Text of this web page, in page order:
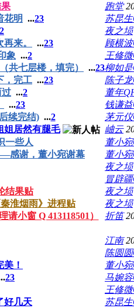
跑堂
花明 ...23 苏昆
2 夜之埙
来。 ...23 顾横
象 ...2 王修
共七层楼，填完） ...23柳如
，完工 ...23 陈子
过 ...2 董年
...23 钱谦
续完结) ...2 茅元
姐居然有腿毛 岫云
一些人 董小
感谢，董小宛谢幕 董小
夜之埙
冒辟
结果贴 夜之埙
淮烟雨》进程贴 夜之埙
小窗 Q 413118501） 折笛
江南
陈圆
！ 董小
23 马婉
王修
好几天 苏昆